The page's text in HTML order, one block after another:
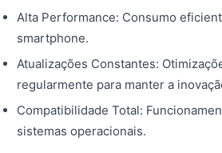
Alta Performance: Consumo
smartphone.
Atualizações Constantes:
regularmente para manter a
Compatibilidade Total:
sistemas operacionais.